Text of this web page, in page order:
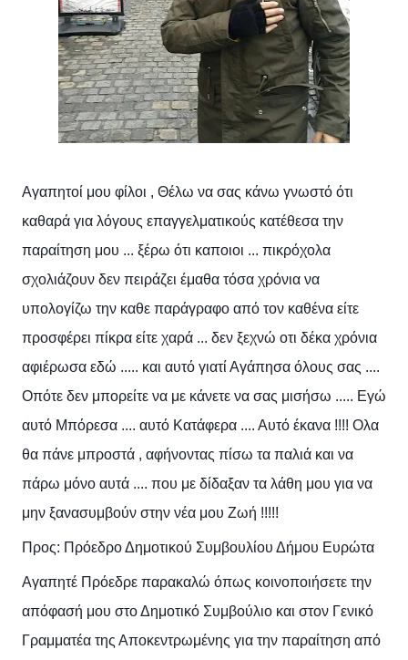
Αγαπητοί μου φίλοι , Θέλω να σας κάνω γνωστό ότι
καθαρά για λόγους επαγγελματικούς κατέθεσα την
παραίτηση μου ... ξέρω ότι καποιοι ... πικρόχολα
σχολιάζουν δεν πειράζει έμαθα τόσα χρόνια να
υπολογίζω την καθε παράγραφο από τον καθένα είτε
προσφέρει πίκρα είτε χαρά ... δεν ξεχνώ οτι δέκα χρόνια
αφιέρωσα εδώ ..... και αυτό γιατί Αγάπησα όλους σας ....
Οπότε δεν μπορείτε να με κάνετε να σας μισήσω ..... Εγώ
αυτό Μπόρεσα .... αυτό Κατάφερα .... Αυτό έκανα !!!! Ολα
θα πάνε μπροστά , αφήνοντας πίσω τα παλιά και να
πάρω μόνο αυτά .... που με δίδαξαν τα λάθη μου για να
μην ξανασυμβούν στην νέα μου Ζωή !!!!!
Προς: Πρόεδρο Δημοτικού Συμβoυλίου Δήμου Ευρώτα
Αγαπητέ Πρόεδρε παρακαλώ όπως κοινοποιήσετε την
απόφασή μου στο Δημοτικό Συμβούλιο και στον Γενικό
Γραμματέα της Αποκεντρωμένης για την παραίτηση από